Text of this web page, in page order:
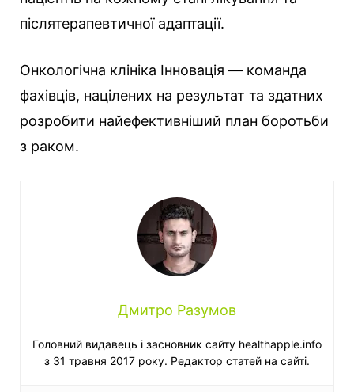
післятерапевтичної адаптації.
Онкологічна клініка Інновація — команда
фахівців, націлених на результат та здатних
розробити найефективніший план боротьби
з раком.
Дмитро Разумов
Головний видавець і засновник сайту healthapple.info
з 31 травня 2017 року. Редактор статей на сайті.